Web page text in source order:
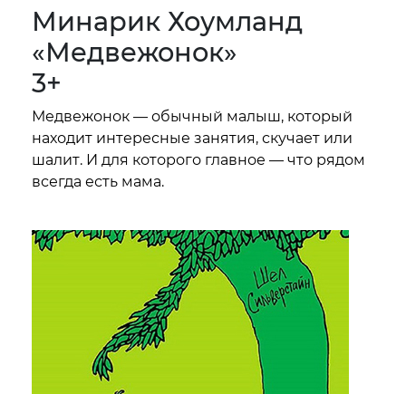
Минарик Хоумланд
«Медвежонок»
3+
Медвежонок — обычный малыш, который
находит интересные занятия, скучает или
шалит. И для которого главное — что рядом
всегда есть мама.